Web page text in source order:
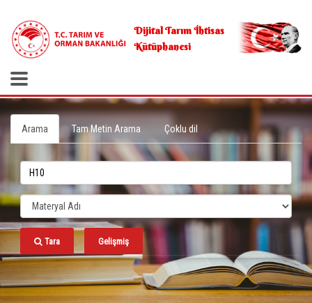
Dijital Tarım İhtisas
Kütüphanesi
Arama Tam Metin Arama Çoklu dil
Tara Gelişmiş